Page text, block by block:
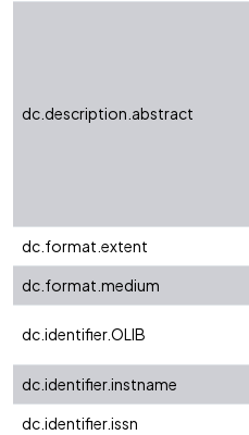
dc.description.abstract
dc.format.extent
dc.format.medium
dc.identifier.OLIB
dc.identifier.instname
dc.identifier.issn